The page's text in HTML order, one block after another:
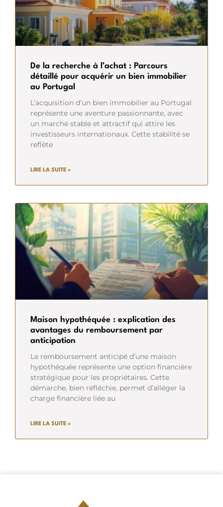
De la recherche à l’achat : Parcours
détaillé pour acquérir un bien immobilier
au Portugal
L’acquisition d’un bien immobilier au Portugal
représente une aventure passionnante, avec
un marché stable et attractif qui attire les
investisseurs internationaux. Cette stabilité se
reflète
LIRE LA SUITE »
Maison hypothéquée : explication des
avantages du remboursement par
anticipation
Le remboursement anticipé d’une maison
hypothéquée représente une option financière
stratégique pour les propriétaires. Cette
démarche, bien réfléchie, permet d’alléger la
charge financière liée au
LIRE LA SUITE »